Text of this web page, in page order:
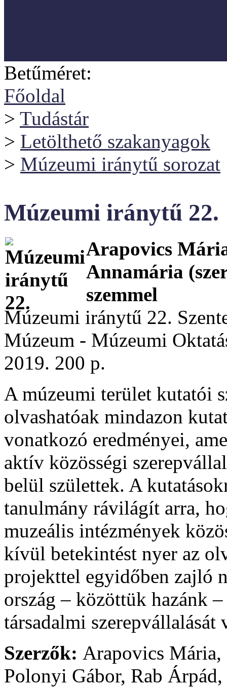
Betűméret:
Főoldal
> Tudástár
> Letölthető szakanyagok
> Múzeumi iránytű sorozat
Múzeumi iránytű 22.
Arapovics
Annamária
szemmel
Múzeumi iránytű 22.
Múzeum - Múzeumi
2019. 200 p.
A múzeumi terület kutatói
olvashatóak mindazon
vonatkozó eredményei,
aktív közösségi
belül születtek. A
tanulmány rávilágít arra,
muzeális intézmények
kívül betekintést nyer az
projekttel egyidőben zajló
ország – közöttük hazánk
társadalmi
Szerzők: Arapovics
Polonyi Gábor, Rab